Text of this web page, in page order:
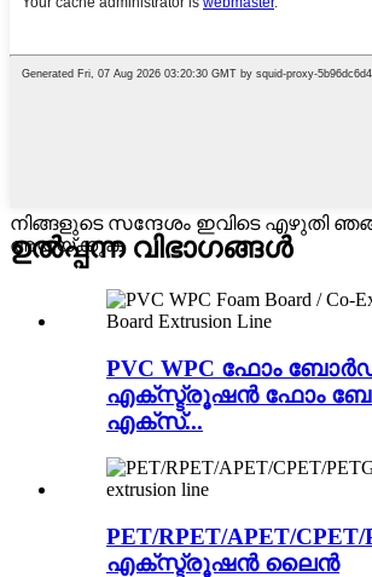
നിങ്ങളുടെ സന്ദേശം ഇവിടെ എഴുതി
അയയ്ക്കുക
ഉൽപ്പന്ന വിഭാഗങ്ങൾ
PVC WPC ഫോം
എക്‌സ്ട്രൂഷൻ ഫോം
എക്‌സ്...
PET/RPET/APET/CPET/
എക്സ്ട്രൂഷൻ ലൈൻ